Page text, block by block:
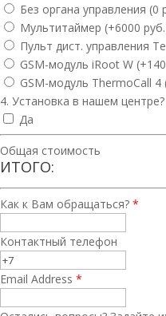
Без органа управления (0
Мультитаймер (+6000
Пульт дист. управления
GSM-модуль iRoot W
GSM-модуль ThermoCall 4
4. Установка в нашем центре?
Да
Общая стоимость
ИТОГО:
Как к Вам обращаться? *
Контактный телефон
Email Address *